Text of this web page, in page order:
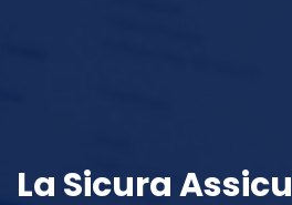
La Sicura